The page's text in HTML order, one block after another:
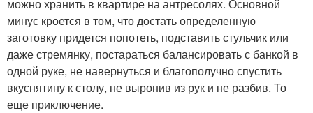
можно хранить в квартире на антресолях. Основной
минус кроется в том, что достать определенную
заготовку придется попотеть, подставить стульчик или
даже стремянку, постараться балансировать с банкой в
одной руке, не навернуться и благополучно спустить
вкуснятину к столу, не выронив из рук и не разбив. То
еще приключение.